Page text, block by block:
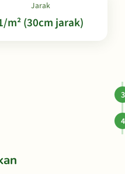
Jarak
m² (30cm jarak)